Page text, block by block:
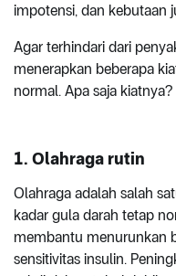
impotensi, dan kebutaan
Agar terhindari dari
menerapkan beberapa
normal. Apa saja kiatnya?
1. Olahraga rutin
Olahraga adalah salah
kadar gula darah tetap
membantu menurunkan
sensitivitas insulin.